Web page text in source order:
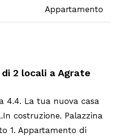
Appartamento
2 locali a Agrate
4.4. La tua nuova casa
costruzione. Palazzina
1. Appartamento di